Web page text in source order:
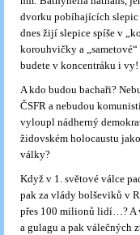
dvorku pobíhajících
dnes žijí slepice spíše v
korouhvičky a
budete v koncentráku i vy!
A kdo budou bachaři?
ČSFR a nebudou
vyloupl nádherný
židovském holocaustu
války?
Když v 1. světové válce
pak za vlády bolševiků v
přes 100 milionů lidí…? A
a gulagu a pak válečných